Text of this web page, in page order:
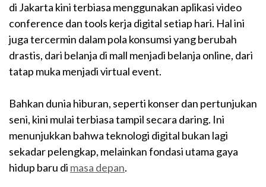
di Jakarta kini terbiasa menggunakan aplikasi video
conference dan tools kerja digital setiap hari. Hal ini
juga tercermin dalam pola konsumsi yang berubah
drastis, dari belanja di mall menjadi belanja online, dari
tatap muka menjadi virtual event.
Bahkan dunia hiburan, seperti konser dan pertunjukan
seni, kini mulai terbiasa tampil secara daring. Ini
menunjukkan bahwa teknologi digital bukan lagi
sekadar pelengkap, melainkan fondasi utama gaya
hidup baru di masa depan.